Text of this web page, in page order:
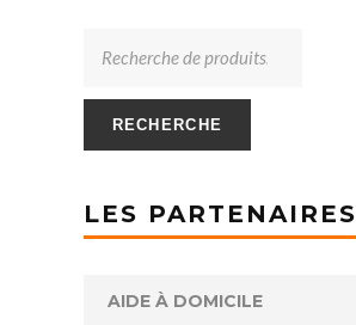
RECHERCHE
LES PARTENAIRES
AIDE À DOMICILE